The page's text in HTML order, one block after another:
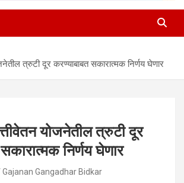
त्रुटी दूर करण्याबाबत सकारात्मक निर्णय घेणार
योजनेतील त्रुटी दूर
निर्णय घेणार
Gajanan Gangadhar Bidkar